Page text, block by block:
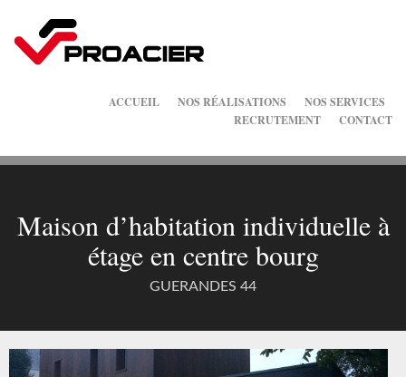
ACCUEIL NOS RÉALISATIONS
NOS SERVICES
RECRUTEMENT
CONTACT
Maison d’habitation individuelle à
étage en centre bourg
GUERANDES 44